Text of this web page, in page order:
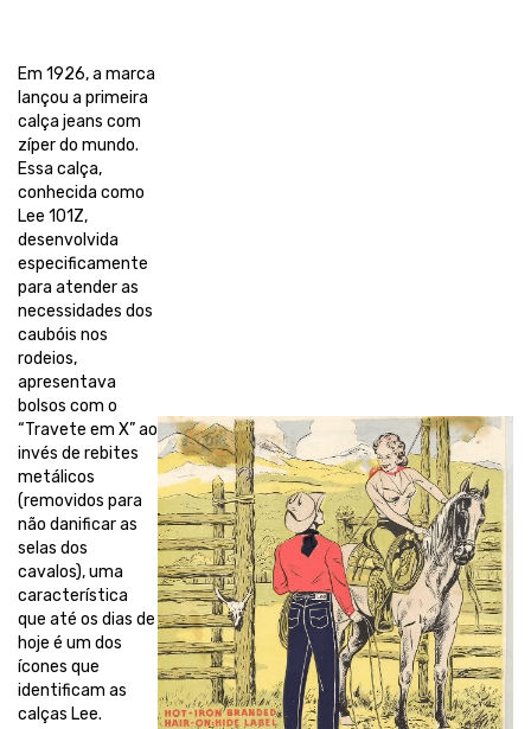
Em 1926, a marca
lançou a primeira
calça jeans com
zíper do mundo.
Essa calça,
conhecida como
Lee 101Z,
desenvolvida
especificamente
para atender as
necessidades dos
caubóis nos
rodeios,
apresentava
bolsos com o
“Travete em X” ao
invés de rebites
metálicos
(removidos para
não danificar as
selas dos
cavalos), uma
característica
que até os dias de
hoje é um dos
ícones que
identificam as
calças Lee.